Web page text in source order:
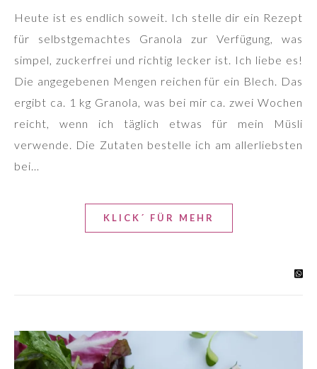
Heute ist es endlich soweit. Ich stelle dir ein Rezept
für selbstgemachtes Granola zur Verfügung, was
simpel, zuckerfrei und richtig lecker ist. Ich liebe es!
Die angegebenen Mengen reichen für ein Blech. Das
ergibt ca. 1 kg Granola, was bei mir ca. zwei Wochen
reicht, wenn ich täglich etwas für mein Müsli
verwende. Die Zutaten bestelle ich am allerliebsten
bei…
KLICK´ FÜR MEHR